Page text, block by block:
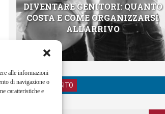
alle informazioni
di navigazione o
caratteristiche e
DIVENTARE GENITORI: QUANTO
COSTA E COME ORGANIZZARSI
ALL’ARRIVO
RICERCA NEL SITO